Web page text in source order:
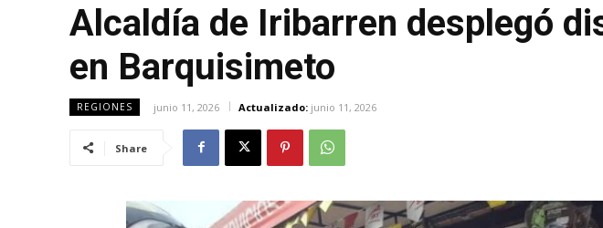
Alcaldía de Iribarren desplegó
en Barquisimeto
REGIONES junio 11, 2026 Actualizado: junio 11, 2026
Share